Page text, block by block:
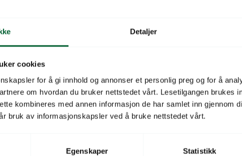
Detaljer
cookies
for å gi innhold og annonser et personlig preg og for å
om hvordan du bruker nettstedet vårt. Lesetilgangen brukes
kombineres med annen informasjon de har samlet inn gjennom
bruk av informasjonskapsler ved å bruke nettstedet vårt.
Egenskaper Statistikk
Legg i